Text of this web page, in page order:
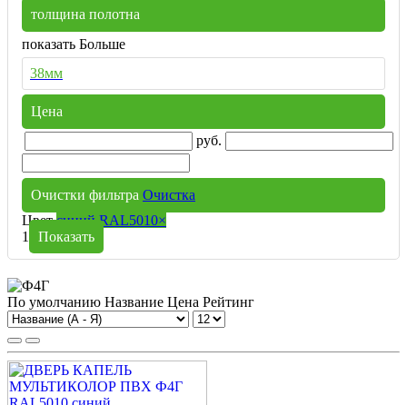
толщина полотна
показать Больше
38мм
Цена
руб.
Очистки фильтра Очистка
Цвет синий RAL5010×
1
Показать
По умолчанию Название Цена Рейтинг